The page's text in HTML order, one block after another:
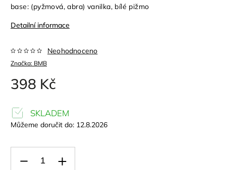
base: (pyžmová, abra) vanilka, bílé pižmo
Detailní informace
Značka: BMB
Neohodnoceno
398 Kč
SKLADEM
Můžeme doručit do: 12.8.2026